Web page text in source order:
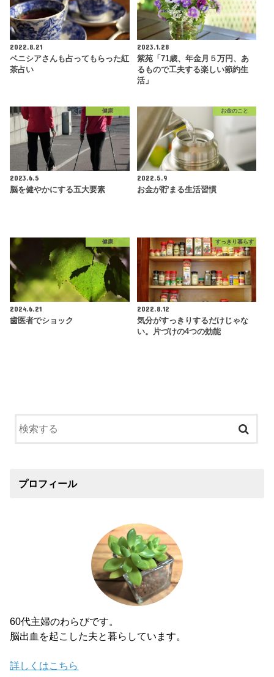
2022.8.21
ベニシアさんも占ってもらった紅
茶占い
2023.1.28
紫苑「71歳、年金月５万円、あ
るもので工夫する楽しい節約生
活」
健康
2023.6.5
脳を健やかにする五大要素
お金のこと
2022.5.9
お金が貯まる生活習慣
健康
2024.6.21
歯医者でショック
すっきり暮らす
2022.8.12
気分がすっきりするだけじゃな
い。片づけの4つの効能
プロフィール
60代主婦のわらびです。
脳出血を起こした夫と暮らしています。
詳しくはこちら